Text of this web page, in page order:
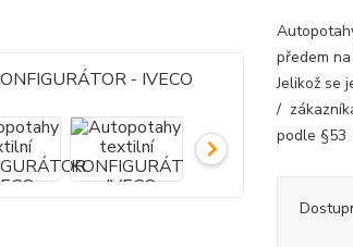
předem
Jelikož se
/
podle §53